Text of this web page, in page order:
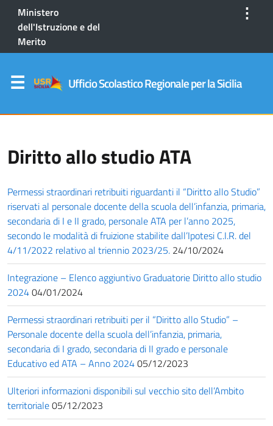
Ministero
dell'Istruzione e del
Merito
⋮
Ufficio Scolastico Regionale per la Sicilia
Diritto allo studio ATA
Permessi straordinari retribuiti riguardanti il “Diritto allo Studio”
riservati al personale docente della scuola dell’infanzia, primaria,
secondaria di I e II grado, personale ATA per l’anno 2025,
secondo le modalità di fruizione stabilite dall’Ipotesi C.I.R. del
4/11/2022 relativo al triennio 2023/25. 24/10/2024
Integrazione – Elenco aggiuntivo Graduatorie Diritto allo studio
202404/01/2024
Permessi straordinari retribuiti per il “Diritto allo Studio” –
Personale docente della scuola dell’infanzia, primaria,
secondaria di I grado, secondaria di II grado e personale
Educativo ed ATA – Anno 202405/12/2023
Ulteriori informazioni disponibili sul vecchio sito dell’Ambito
territoriale05/12/2023